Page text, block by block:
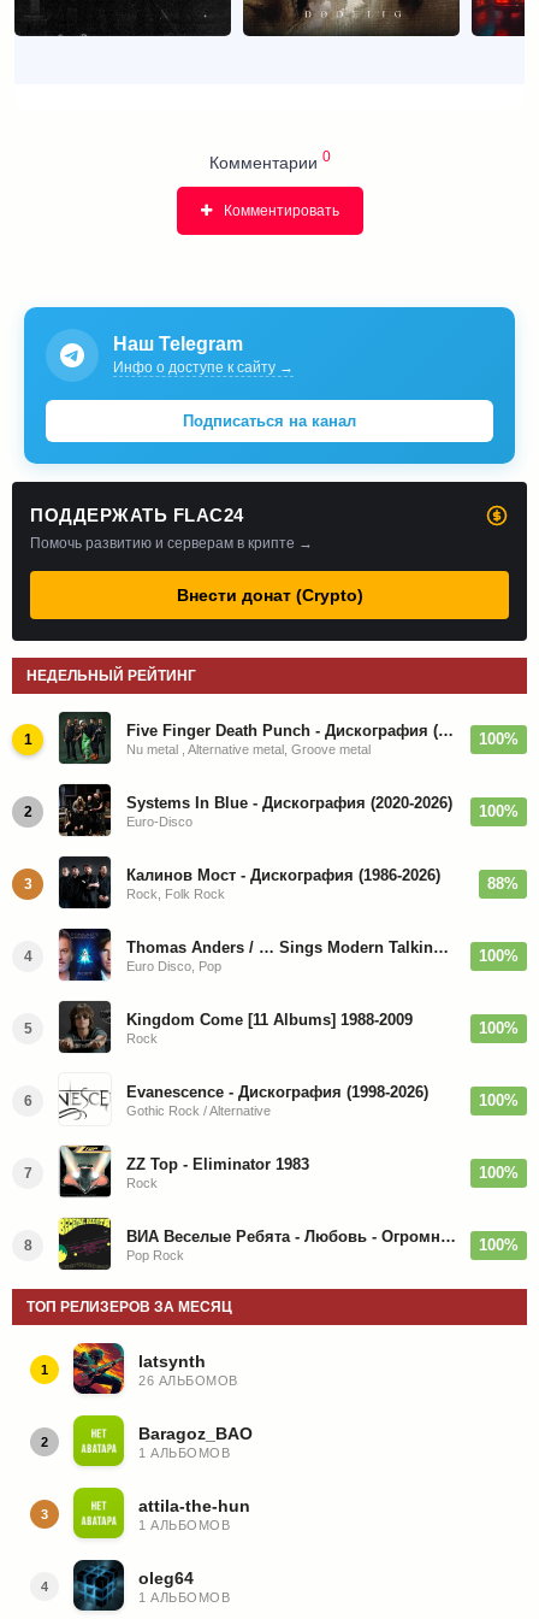
Комментарии 0
Комментировать
Наш Telegram
Инфо о доступе к сайту →
Подписаться на канал
ПОДДЕРЖАТЬ FLAC24
Помочь развитию и серверам в крипте →
Внести донат (Crypto)
НЕДЕЛЬНЫЙ РЕЙТИНГ
1 Five Finger Death Punch - Дискография (2008-2026)
Nu metal , Alternative metal, Groove metal
100%
2 Systems In Blue - Дискография (2020-2026)
Euro-Disco
100%
3 Калинов Мост - Дискография (1986-2026)
Rock, Folk Rock
88%
4 Thomas Anders / … Sings Modern Talking: The Best hi-res
Euro Disco, Pop
100%
5 Kingdom Come [11 Albums] 1988-2009
Rock
100%
6 Evanescence - Дискография (1998-2026)
Gothic Rock / Alternative
100%
7 ZZ Top - Eliminator 1983
Rock
100%
8 ВИА Веселые Ребята - Любовь - Огромная Страна - 1974/2026
Pop Rock
100%
ТОП РЕЛИЗЕРОВ ЗА МЕСЯЦ
1 latsynth
26 АЛЬБОМОВ
2 Baragoz_BAO
1 АЛЬБОМОВ
3 attila-the-hun
1 АЛЬБОМОВ
4 oleg64
1 АЛЬБОМОВ